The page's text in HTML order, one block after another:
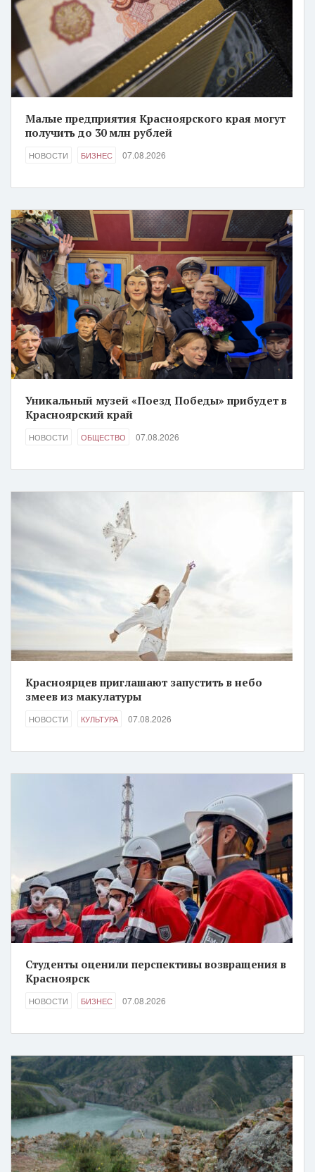
Малые предприятия Красноярского края могут
получить до 30 млн рублей
НОВОСТИ БИЗНЕС 07.08.2026
Уникальный музей «Поезд Победы» прибудет в
Красноярский край
НОВОСТИ ОБЩЕСТВО 07.08.2026
Красноярцев приглашают запустить в небо
змеев из макулатуры
НОВОСТИ КУЛЬТУРА 07.08.2026
Студенты оценили перспективы возвращения в
Красноярск
НОВОСТИ БИЗНЕС 07.08.2026